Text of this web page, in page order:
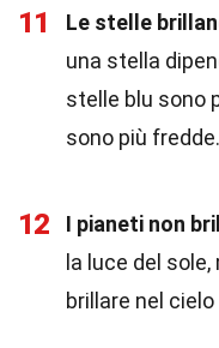
11 Le stelle
una stella
stelle blu sono
sono più fredde.
12 I pianeti non
la luce del
brillare nel